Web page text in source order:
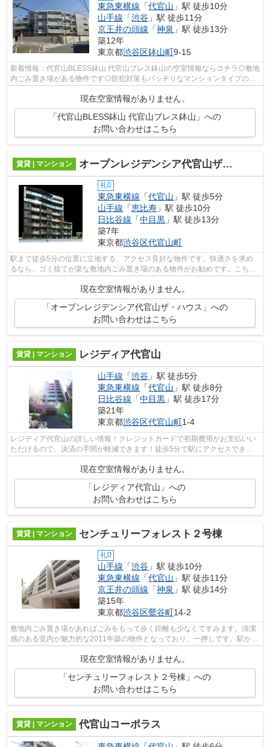
東急東横線 「代官山 」駅 徒歩10分
山手線 「渋谷 」駅 徒歩11分
京王井の頭線 「神泉 」駅 徒歩13分
築12年
東京都渋谷区鉢山町9-15
新着情報：代官山BLESS鉢山 代官山ブレス鉢山の空室情報ならコチラ◎敷地
内ごみ置き場がある物件です◎防犯対策もバッチリなマンションタイプの物
現在空室情報がありません。
「代官山BLESS鉢山 代官山ブレス鉢山」への
お問い合わせはこちら
賃貸 | マンション オープンレジデンシア代官山ザ・ハウス
礼0
東急東横線 「代官山 」駅 徒歩5分
山手線 「恵比寿 」駅 徒歩10分
日比谷線 「中目黒 」駅 徒歩13分
築7年
東京都渋谷区代官山町
駅まで徒歩5分の位置に立地する、アクセス良好な物件です。快適さを求め
るなら、ゴミ捨てが楽な敷地内ごみ置き場のある物件がお勧めです。こちら
現在空室情報がありません。
「オープンレジデンシア代官山ザ・ハウス」への
お問い合わせはこちら
賃貸 | マンション レジディア代官山
山手線 「渋谷 」駅 徒歩5分
東急東横線 「代官山 」駅 徒歩8分
日比谷線 「中目黒 」駅 徒歩17分
築21年
東京都渋谷区代官山町1-4
レジディア代官山の詳しい情報！クレジットカードで初期費用がお支払いい
ただけるので、決済の手間が軽減できます！徒歩5分で駅にアクセスできる
物件です！エレベーター付きの物件です...
現在空室情報がありません。
「レジディア代官山」への
お問い合わせはこちら
賃貸 | マンション センチュリーフォレスト２号棟
礼0
山手線 「渋谷 」駅 徒歩10分
東急東横線 「代官山 」駅 徒歩11分
京王井の頭線 「神泉 」駅 徒歩14分
築15年
東京都渋谷区鶯谷町14-2
敷地内ごみ置き場があればごみをもって歩く距離も少なくてすみます。清潔
感のある室内が魅力的な2011年築の物件となっており、一押しです。駅から
現在空室情報がありません。
「センチュリーフォレスト２号棟」への
お問い合わせはこちら
賃貸 | マンション 代官山コーポラス